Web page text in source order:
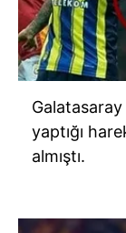
yaptığı
almıştı.